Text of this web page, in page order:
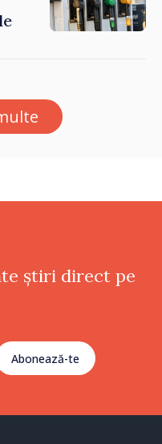
știri direct pe
Abonează-te